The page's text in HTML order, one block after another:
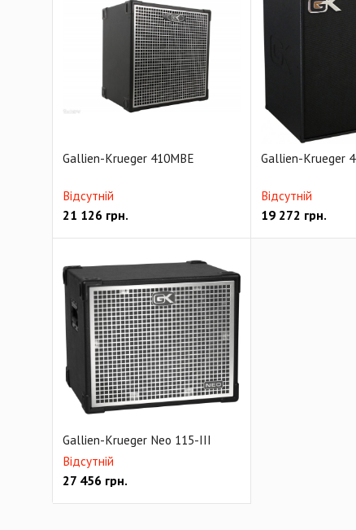
Gallien-Krueger 410MBE
Відсутній
21 126 грн.
Gallien-Krueger
Відсутній
19 272 грн.
Gallien-Krueger Neo 115-III
Відсутній
27 456 грн.